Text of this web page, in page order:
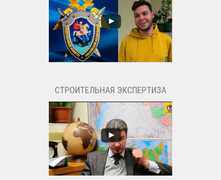
СТРОИТЕЛЬНАЯ ЭКСПЕРТИЗА